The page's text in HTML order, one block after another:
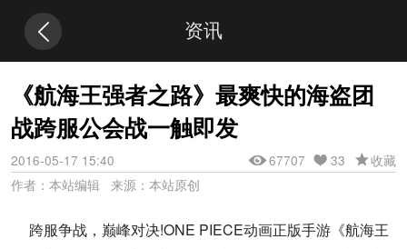
资讯
《航海王强者之路》最爽快的海盗团
战跨服公会战一触即发
2016-05-17 15:40 收藏
33
67707
作者：本站编辑 来源：本站原创
跨服争战，巅峰对决!ONE PIECE动画正版手游《航海王